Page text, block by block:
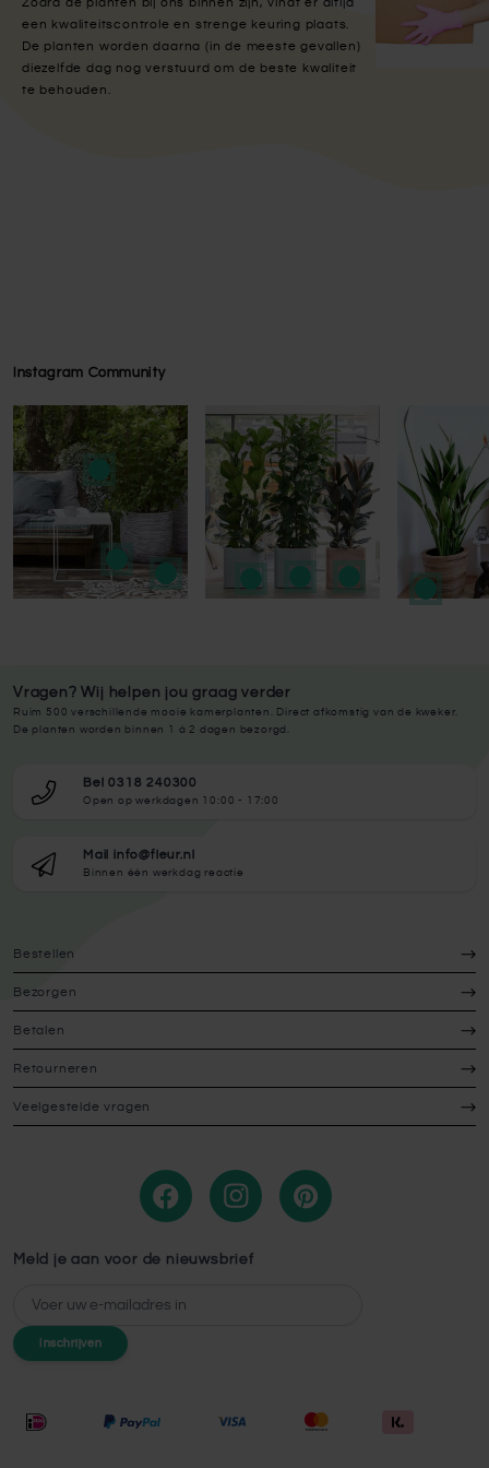
een kwaliteitscontrole en strenge keuring plaats.
De planten worden daarna (in de meeste gevallen)
diezelfde dag nog verstuurd om de beste kwaliteit
te behouden.
Instagram Community
Press to skip carousel
Press to skip carousel
Vragen? Wij helpen jou graag verder
Ruim 500 verschillende mooie kamerplanten. Direct afkomstig van de kweker.
De planten worden binnen 1 à 2 dagen bezorgd.
Bel 0318 240300
Open op werkdagen 10:00 - 17:00
Mail info@fleur.nl
Binnen één werkdag reactie
Bestellen
Bezorgen
Betalen
Retourneren
Veelgestelde vragen
Meld je aan voor de nieuwsbrief
E-mailadres
Inschrijven